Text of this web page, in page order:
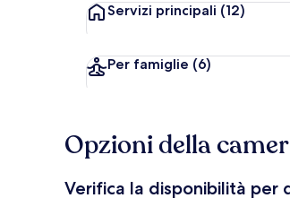
Servizi principali (12)
Per famiglie (6)
Opzioni della
Verifica la disponibilità per